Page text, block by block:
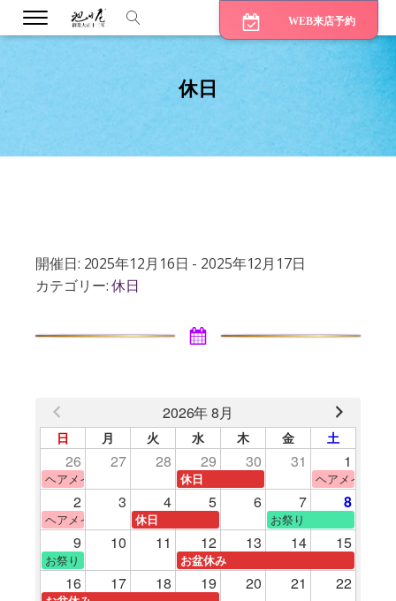
WEB来店予約
休日
開催日: 2025年12月16日 - 2025年12月17日
カテゴリー:休日
2026年 8月
日 月 火 水 木 金 土
26 27 28 29 30 31 1
ヘアメイク体験 休日 ヘアメイク体験
2 3 4 5 6 7 8
ヘアメイク体験 休日 お祭り
9 10 11 12 13 14 15
お祭り お盆休み
16 17 18 19 20 21 22